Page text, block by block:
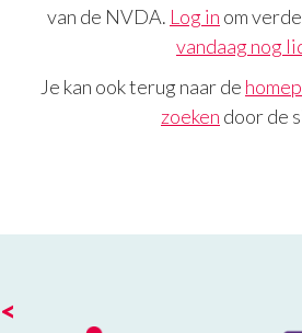
van de NVDA. Log in om
vandaag nog
Je kan ook terug naar de
zoeken door de
<